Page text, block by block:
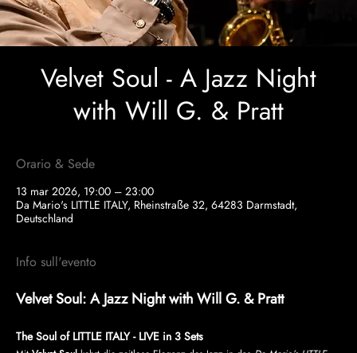
Velvet Soul - A Jazz Night
with Will G. & Pratt
Orario & Sede
13 mar 2026, 19:00 – 23:00
Da Mario's LITTLE ITALY, Rheinstraße 32, 64283 Darmstadt,
Deutschland
Info sull'evento
Velvet Soul: A Jazz Night with Will G. & Pratt
The Soul of LITTLE ITALY - LIVE in 3 Sets